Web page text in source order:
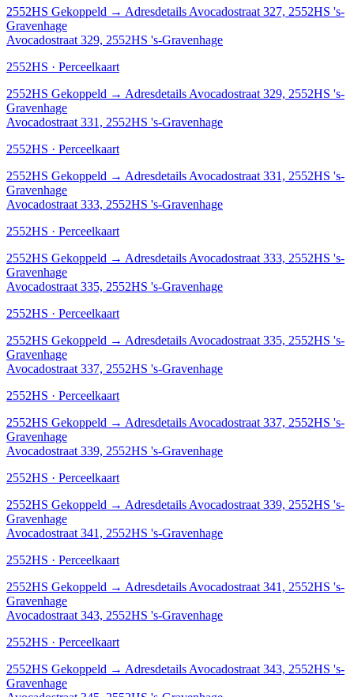
2552HS Gekoppeld → Adresdetails Avocadostraat 327, 2552HS 's-
Gravenhage
Avocadostraat 329, 2552HS 's-Gravenhage
2552HS · Perceelkaart
2552HS Gekoppeld → Adresdetails Avocadostraat 329, 2552HS 's-
Gravenhage
Avocadostraat 331, 2552HS 's-Gravenhage
2552HS · Perceelkaart
2552HS Gekoppeld → Adresdetails Avocadostraat 331, 2552HS 's-
Gravenhage
Avocadostraat 333, 2552HS 's-Gravenhage
2552HS · Perceelkaart
2552HS Gekoppeld → Adresdetails Avocadostraat 333, 2552HS 's-
Gravenhage
Avocadostraat 335, 2552HS 's-Gravenhage
2552HS · Perceelkaart
2552HS Gekoppeld → Adresdetails Avocadostraat 335, 2552HS 's-
Gravenhage
Avocadostraat 337, 2552HS 's-Gravenhage
2552HS · Perceelkaart
2552HS Gekoppeld → Adresdetails Avocadostraat 337, 2552HS 's-
Gravenhage
Avocadostraat 339, 2552HS 's-Gravenhage
2552HS · Perceelkaart
2552HS Gekoppeld → Adresdetails Avocadostraat 339, 2552HS 's-
Gravenhage
Avocadostraat 341, 2552HS 's-Gravenhage
2552HS · Perceelkaart
2552HS Gekoppeld → Adresdetails Avocadostraat 341, 2552HS 's-
Gravenhage
Avocadostraat 343, 2552HS 's-Gravenhage
2552HS · Perceelkaart
2552HS Gekoppeld → Adresdetails Avocadostraat 343, 2552HS 's-
Gravenhage